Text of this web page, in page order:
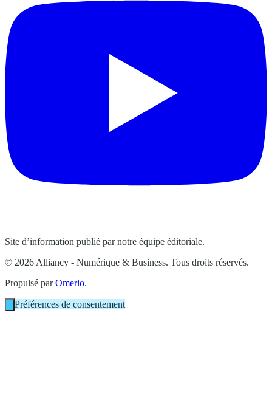
Site d’information publié par notre équipe éditoriale.
© 2026 Alliancy - Numérique & Business. Tous droits réservés.
Propulsé parOmerlo.
Préférences de consentement